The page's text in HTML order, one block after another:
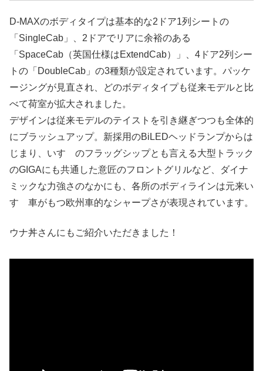
D-MAXのボディタイプは基本的な2ドア1列シートの
「SingleCab」、2ドアでリアに余裕のある
「SpaceCab（英国仕様はExtendCab）」、4ドア2列シー
トの「DoubleCab」の3種類が設定されています。パッケ
ージングが見直され、どのボディタイプも従来モデルと比
べて荷室が拡大されました。
デザインは従来モデルのテイストを引き継ぎつつも全体的
にブラッシュアップ。新採用のBiLEDヘッドランプからは
じまり、いすゞのフラッグシップとも言える大型トラック
のGIGAにも共通した意匠のフロントグリルなど、ダイナ
ミックな力強さのなかにも、各所のボディラインは元来い
すゞ車がもつ欧州車的なシャープさが表現されています。
ウナ丼さんにもご紹介いただきました！